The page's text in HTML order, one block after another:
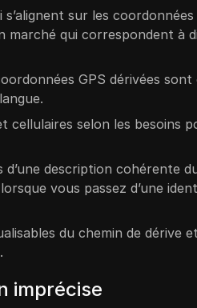
sur les
marché qui correspondent à
GPS dérivées
cellulaires selon les besoins
description cohérente
vous passez d’une
du chemin de dérive
imprécise